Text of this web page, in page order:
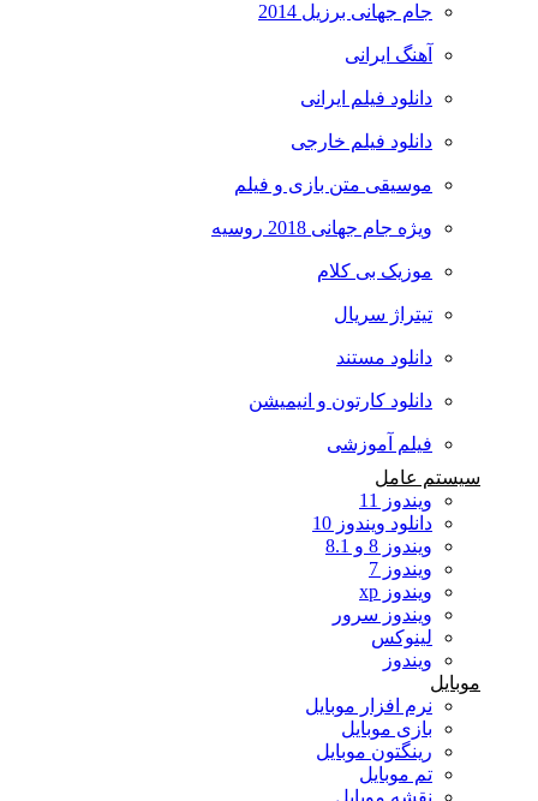
جام جهانی برزیل 2014
آهنگ ایرانی
دانلود فیلم ایرانی
دانلود فیلم خارجی
موسیقی متن بازی و فیلم
ویژه جام جهانی 2018 روسیه
موزیک بی کلام
تیتراژ سریال
دانلود مستند
دانلود کارتون و انیمیشن
فیلم آموزشی
سیستم عامل
ویندوز 11
دانلود ویندوز 10
ویندوز 8 و 8.1
ویندوز 7
ویندوز xp
ویندوز سرور
لینوکس
ویندوز
موبایل
نرم افزار موبایل
بازی موبایل
رینگتون موبایل
تم موبایل
نقشه موبایل